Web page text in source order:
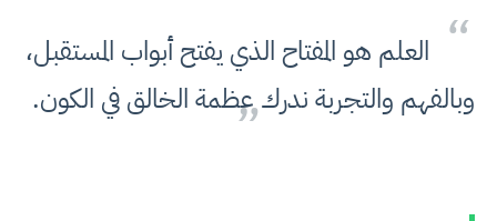
“ العلم هو المفتاح الذي يفتح أبواب المستقبل،
وبالفهم والتجربة ندرك عظمة الخالق في الكون.
”